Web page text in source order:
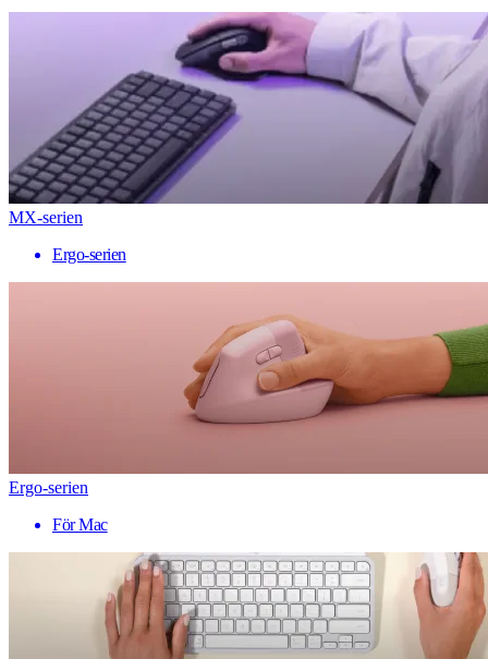
MX-serien
Ergo-serien
Ergo-serien
För Mac